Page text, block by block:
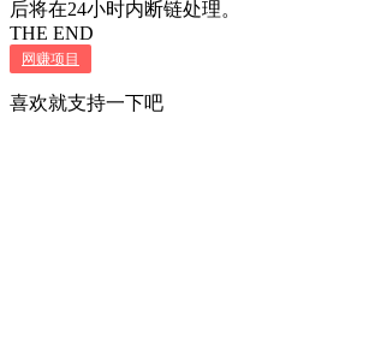
后将在24小时内断链处理。
THE END
网赚项目
喜欢就支持一下吧